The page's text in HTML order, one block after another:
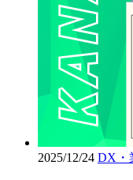
2025/12/24 DX・